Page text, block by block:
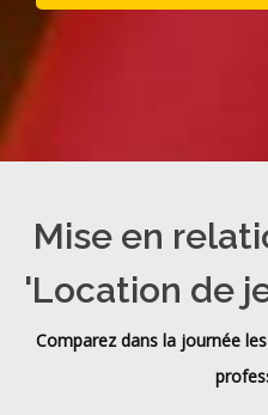
Mise en
'Location de
Comparez dans la journée